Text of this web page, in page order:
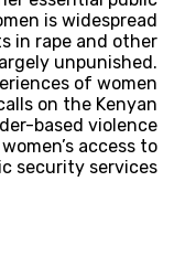
is widespread
in rape and other
unpunished.
of women
on the Kenyan
based violence
access to
security services.